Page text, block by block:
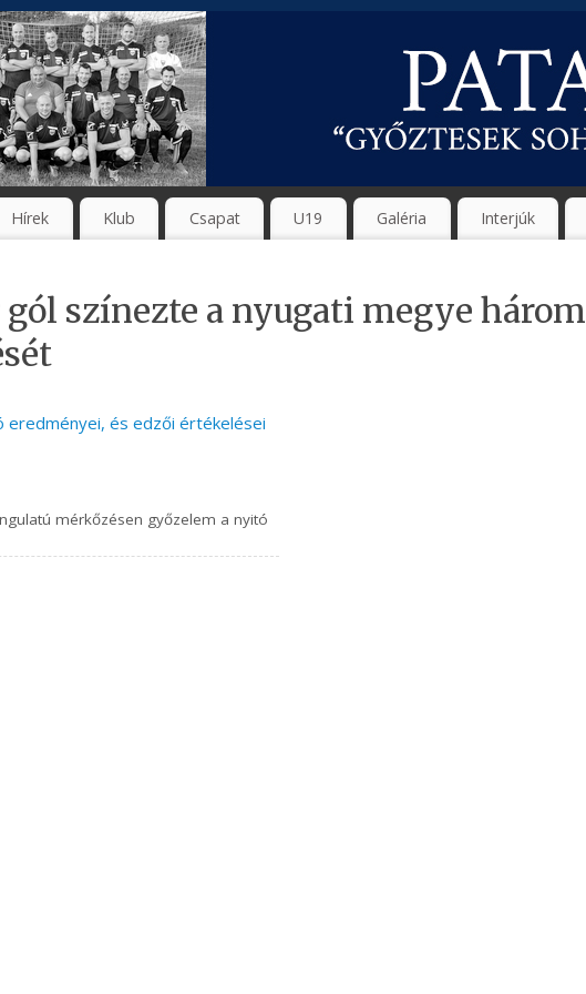
Hírek Klub Csapat U19 Galéria Interjúk
gól színezte a nyugati megye három
eredményei, és edzői értékelései
mérkőzésen győzelem a nyitó